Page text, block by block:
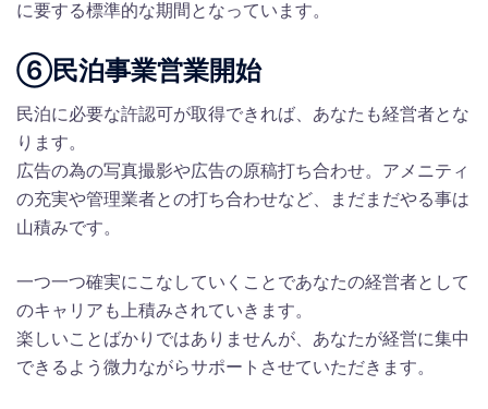
に要する標準的な期間となっています。
⑥民泊事業営業開始
民泊に必要な許認可が取得できれば、あなたも経営者とな
ります。
広告の為の写真撮影や広告の原稿打ち合わせ。アメニティ
の充実や管理業者との打ち合わせなど、まだまだやる事は
山積みです。
一つ一つ確実にこなしていくことであなたの経営者として
のキャリアも上積みされていきます。
楽しいことばかりではありませんが、あなたが経営に集中
できるよう微力ながらサポートさせていただきます。